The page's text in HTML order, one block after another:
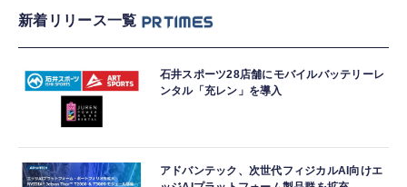
新着リリース一覧
石井スポーツ28店舗にモバイルバッテリーレ
ンタル「充レン」を導入
アドバンテック、次世代フィジカルAI向けエ